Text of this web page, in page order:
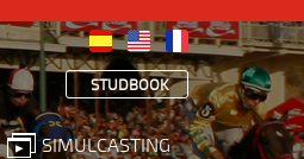
STUDBOOK
SIMULCASTING